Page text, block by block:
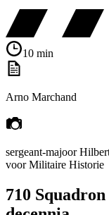
10 min
Arno Marchand
sergeant-majoor
voor Militaire Historie
710